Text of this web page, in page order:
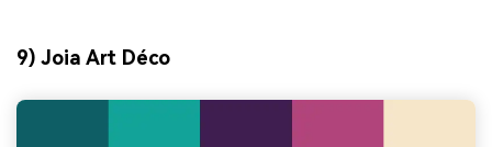
9) Joia Art Déco